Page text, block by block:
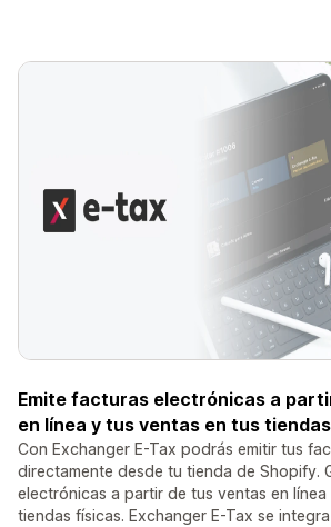
Emite facturas electrónicas a
en línea y tus ventas en tus
Con Exchanger E-Tax podrás emitir tus
directamente desde tu tienda de Shopify.
electrónicas a partir de tus ventas en
tiendas físicas. Exchanger E-Tax se